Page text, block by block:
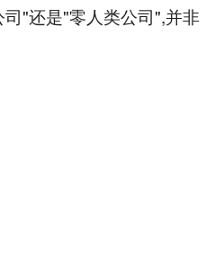
"还是"零人类公司",并非